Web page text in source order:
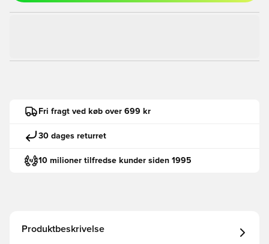
Fri fragt ved køb over 699 kr
30 dages returret
10 milioner tilfredse kunder siden 1995
Produktbeskrivelse